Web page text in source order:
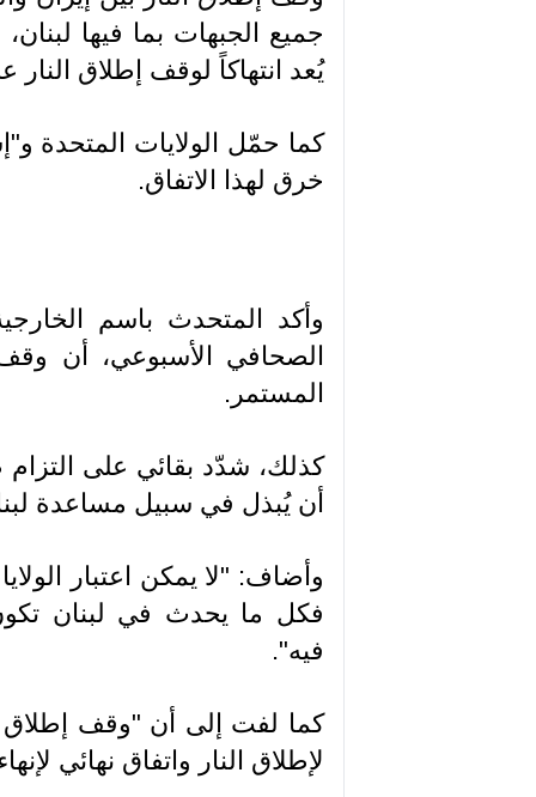
جميع الجبهات بما فيها
يُعد انتهاكاً لوقف إطلاق
كما حمّل الولايات المتحدة
خرق لهذا الاتفاق.
وأكد المتحدث باسم
الصحافي الأسبوعي، أن
المستمر.
كذلك، شدّد بقائي على
أن يُبذل في سبيل مساعدة
وأضاف: "لا يمكن اعتبار
فكل ما يحدث في لبنان تكون
فيه".
كما لفت إلى أن "وقف إطلاق
لإطلاق النار واتفاق نهائي